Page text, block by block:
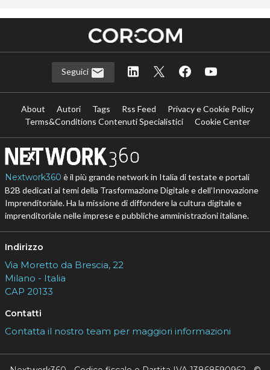
Seguici
About Autori Tags Rss Feed
Privacy e Cookie Policy
Terms&Conditions Contenuti Specialistici
Cookie Center
Nextwork360 è il più grande network in Italia di testate e portali
B2B dedicati ai temi della Trasformazione Digitale e dell’Innovazione
Imprenditoriale. Ha la missione di diffondere la cultura digitale e
imprenditoriale nelle imprese e pubbliche amministrazioni italiane.
Indirizzo
Via Moretto da Brescia, 22
Milano - Italia
CAP 20133
Contatti
Contatta il nostro team per maggiori informazioni